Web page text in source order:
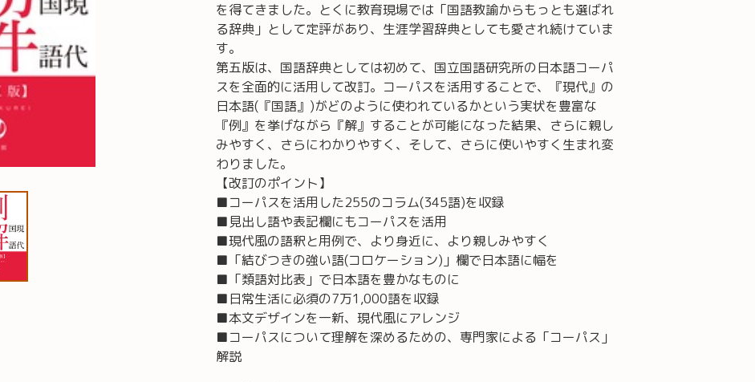
を得てきました。とくに教育現場では「国語教諭からもっとも選ばれ
る辞典」として定評があり、生涯学習辞典としても愛され続けていま
す。
第五版は、国語辞典としては初めて、国立国語研究所の日本語コーパ
スを全面的に活用して改訂。コーパスを活用することで、『現代』の
日本語(『国語』)がどのように使われているかという実状を豊富な
『例』を挙げながら『解』することが可能になった結果、さらに親し
みやすく、さらにわかりやすく、そして、さらに使いやすく生まれ変
わりました。
【改訂のポイント】
■コーパスを活用した255のコラム(345語)を収録
■見出し語や表記欄にもコーパスを活用
■現代風の語釈と用例で、より身近に、より親しみやすく
■「結びつきの強い語(コロケーション)」欄で日本語に幅を
■「類語対比表」で日本語を豊かなものに
■日常生活に必須の7万1,000語を収録
■本文デザインを一新、現代風にアレンジ
■コーパスについて理解を深めるための、専門家による「コーパス」
解説